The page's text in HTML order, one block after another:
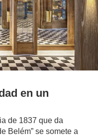
en un
de 1837 que da
Belém” se somete a